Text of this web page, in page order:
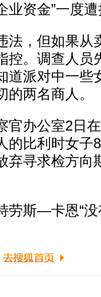
业资金”一度
，但如果从
控。调查人员
派对中一些
两名商人。
办公室2日在
的比利时女子
弃寻求检方
斯—卡恩“没